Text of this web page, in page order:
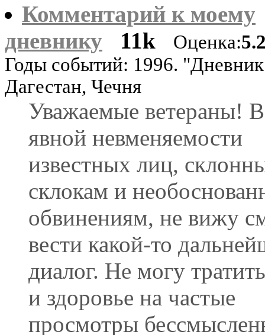
Комментарий к моему
дневнику
11k Оценка:
Годы событий: 1996.
Дагестан, Чечня
Уважаемые ветераны!
явной невменяемости
известных лиц,
склокам и
обвинениям, не вижу
вести какой-то
диалог. Не могу
и здоровье на частые
просмотры